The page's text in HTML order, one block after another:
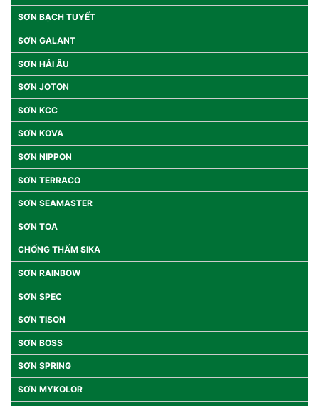
SƠN BẠCH TUYẾT
SƠN GALANT
SƠN HẢI ÂU
SƠN JOTON
SƠN KCC
SƠN KOVA
SƠN NIPPON
SƠN TERRACO
SƠN SEAMASTER
SƠN TOA
CHỐNG THẤM SIKA
SƠN RAINBOW
SƠN SPEC
SƠN TISON
SƠN BOSS
SƠN SPRING
SƠN MYKOLOR